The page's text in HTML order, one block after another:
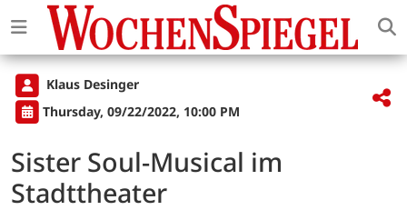
Klaus Desinger
Thursday, 09/22/2022, 10:00 PM
Sister Soul-Musical im
Stadttheater